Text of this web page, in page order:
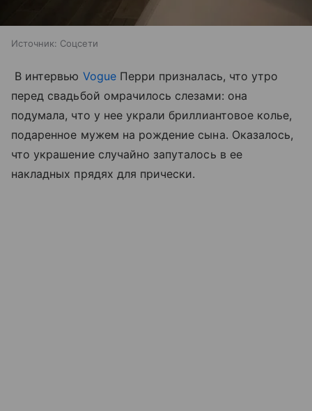
Источник: Соцсети
В интервью VogueПерри призналась, что утро
перед свадьбой омрачилось слезами: она
подумала, что у нее украли бриллиантовое колье,
подаренное мужем на рождение сына. Оказалось,
что украшение случайно запуталось в ее
накладных прядях для прически.